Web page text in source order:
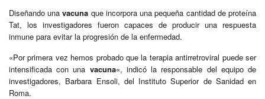
Diseñando unavacuna que incorpora una pequeña cantidad de proteína
Tat, los investigadores fueron capaces de producir una respuesta
inmune para evitar la progresión de la enfermedad.
«Por primera vez hemos probado que la terapia antirretroviral puede ser
intensificada con una vacuna«, indicó la responsable del equipo de
investigadores, Barbara Ensoli, del Instituto Superior de Sanidad en
Roma.